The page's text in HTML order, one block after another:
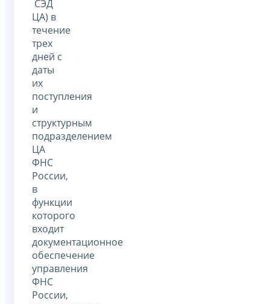
СЭД
ЦА) в
течение
трех
дней с
даты
их
поступления
и
структурным
подразделением
ЦА
ФНС
России,
в
функции
которого
входит
документационное
обеспечение
управления
ФНС
России,